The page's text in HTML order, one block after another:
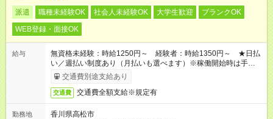
派遣 職種未経験OK 社会人未経験OK 大学生歓迎
ブランクOK
WEB登録・面接OK
給与
無資格未経験：時給1250円～ 経験者：時給1350円～ ★日払
い／週払い制度あり（月払いも選べます）※稼働開始時は手続き
完了次第のお支払いとなります。
交通費別途支給あり
交通費 交通費全額支給※規定有
勤務地
香川県高松市